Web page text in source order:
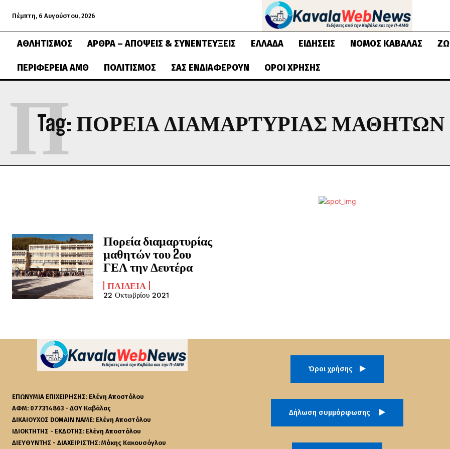
Πέμπτη, 6 Αυγούστου, 2026
ΑΘΛΗΤΙΣΜΌΣ ΆΡΘΡΑ – ΑΠΌΨΕΙΣ & ΣΥΝΕΝΤΕΎΞΕΙΣ ΕΛΛΆΔΑ ΕΙΔΉΣΕΙΣ ΝΟΜΌΣ ΚΑΒΆΛΑΣ
ΠΕΡΙΦΈΡΕΙΑ ΑΜΘ ΠΟΛΙΤΙΣΜΌΣ ΣΑΣ ΕΝΔΙΑΦΈΡΟΥΝ ΌΡΟΙ ΧΡΉΣΗΣ
Tag: ΠΟΡΕΊΑ ΔΙΑΜΑΡΤΥΡΊΑΣ ΜΑΘΗΤΏΝ
Π
Πορεία διαμαρτυρίας
μαθητών του 2ου
ΓΕΛ την Δευτέρα
ΠΑΙΔΕΊΑ
22 Οκτωβρίου 2021
ΕΠΩΝΥΜΙΑ ΕΠΙΧΕΙΡΗΣΗΣ: Ελένη Αποστόλου
ΑΦΜ: 077314863 - ΔΟΥ Καβάλας
ΔΙΚΑΙΟΥΧΟΣ DOMAIN NAME: Ελένη Αποστόλου
ΙΔΙΟΚΤΗΤΗΣ - ΕΚΔΟΤΗΣ: Ελένη Αποστόλου
ΔΙΕΥΘΥΝΤΗΣ - ΔΙΑΧΕΙΡΙΣΤΗΣ: Μάκης Κακουσόγλου
Όροι χρήσης
Δήλωση συμμόρφωσης